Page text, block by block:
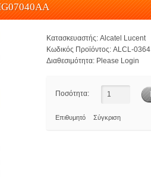
Κατασκευαστής: Alcatel Lucent
Κωδικός Προϊόντος: ALCL-0364
Διαθεσιμότητα: Please Login
Ποσότητα:
Επιθυμητό Σύγκριση